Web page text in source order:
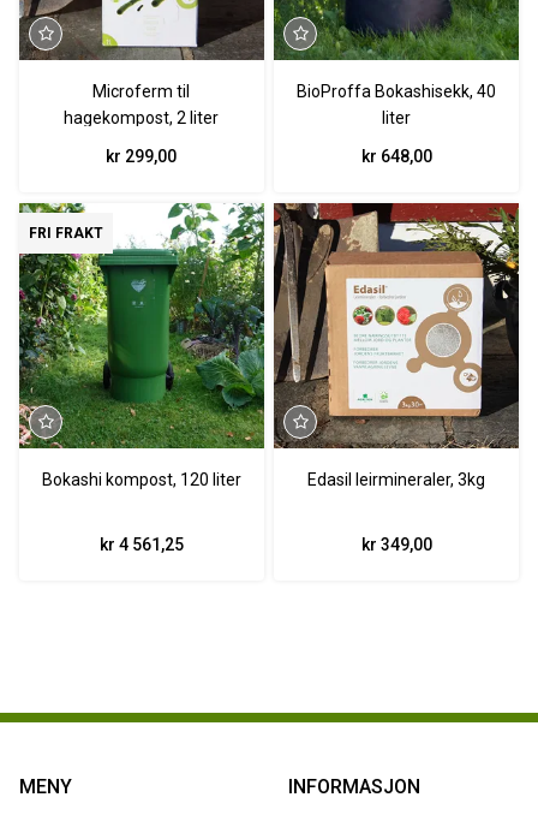
Microferm til
hagekompost, 2 liter
kr 299,00
BioProffa Bokashisekk, 40
liter
kr 648,00
FRI FRAKT
Bokashi kompost, 120 liter
kr 4 561,25
Edasil leirmineraler, 3kg
kr 349,00
MENY INFORMASJON